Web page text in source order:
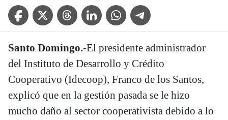
Facebook IconTwitter IconThreads IconLinkedin IconWhatsApp IconTelegram Icon
Santo Domingo.-El presidente administrador
del Instituto de Desarrollo y Crédito
Cooperativo (Idecoop), Franco de los Santos,
explicó que en la gestión pasada se le hizo
mucho daño al sector cooperativista debido a lo